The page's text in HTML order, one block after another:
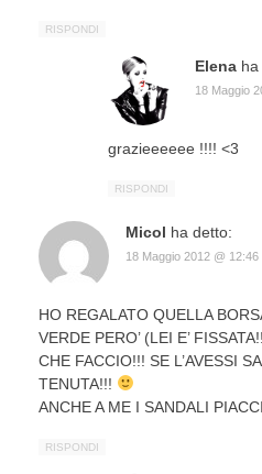
RISPONDI
Elena
18 Maggio
grazieeeeee !!!! <3
RISPONDI
Micol ha detto:
18 Maggio 2012 @ 12:46
HO REGALATO QUELLA
VERDE PERO’ (LEI E’
CHE FACCIO!!! SE L’AVESSI
TENUTA!!!
ANCHE A ME I SANDALI
RISPONDI